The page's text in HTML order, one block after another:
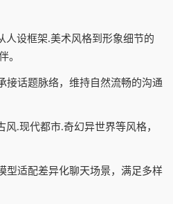
人设框架.美术风格到形象细节的
。
接话题脉络，维持自然流畅的沟通
.现代都市.奇幻异世界等风格，
型适配差异化聊天场景，满足多样